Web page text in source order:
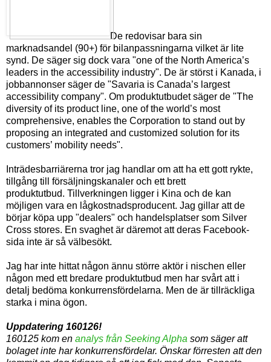
De redovisar bara sin
marknadsandel (90+) för bilanpassningarna vilket är lite
synd. De säger sig dock vara "one of the North America’s
leaders in the accessibility industry". De är störst i Kanada, i
jobbannonser säger de "Savaria is Canada’s largest
accessibility company". Om produktutbudet säger de "The
diversity of its product line, one of the world’s most
comprehensive, enables the Corporation to stand out by
proposing an integrated and customized solution for its
customers’ mobility needs".
Inträdesbarriärerna tror jag handlar om att ha ett gott rykte,
tillgång till försäljningskanaler och ett brett
produktutbud. Tillverkningen ligger i Kina och de kan
möjligen vara en lågkostnadsproducent. Jag gillar att de
börjar köpa upp "dealers" och handelsplatser som Silver
Cross stores. En svaghet är däremot att deras Facebook-
sida inte är så välbesökt.
Jag har inte hittat någon ännu större aktör i nischen eller
någon med ett bredare produktutbud men har svårt att i
detalj bedöma konkurrensfördelarna. Men de är tillräckliga
starka i mina ögon.
Uppdatering 160126!
160125 kom en analys från Seeking Alpha som säger att
bolaget inte har konkurrensfördelar. Önskar förresten att den